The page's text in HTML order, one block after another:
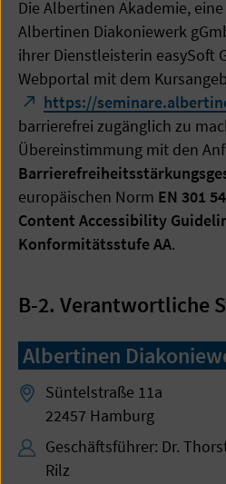
Die Albertinen Akademie,
Albertinen Diakoniewerk
ihrer Dienstleisterin easySoft
Webportal mit dem
https://
barrierefrei zugänglich zu
Übereinstimmung mit den
europäischen Norm EN 301
Content Accessibility
Konformitätsstufe AA.
B-2. Verantwortliche
Albertinen
Süntelstraße 11a
22457 Hamburg
Geschäftsführer: Dr.
Rilz